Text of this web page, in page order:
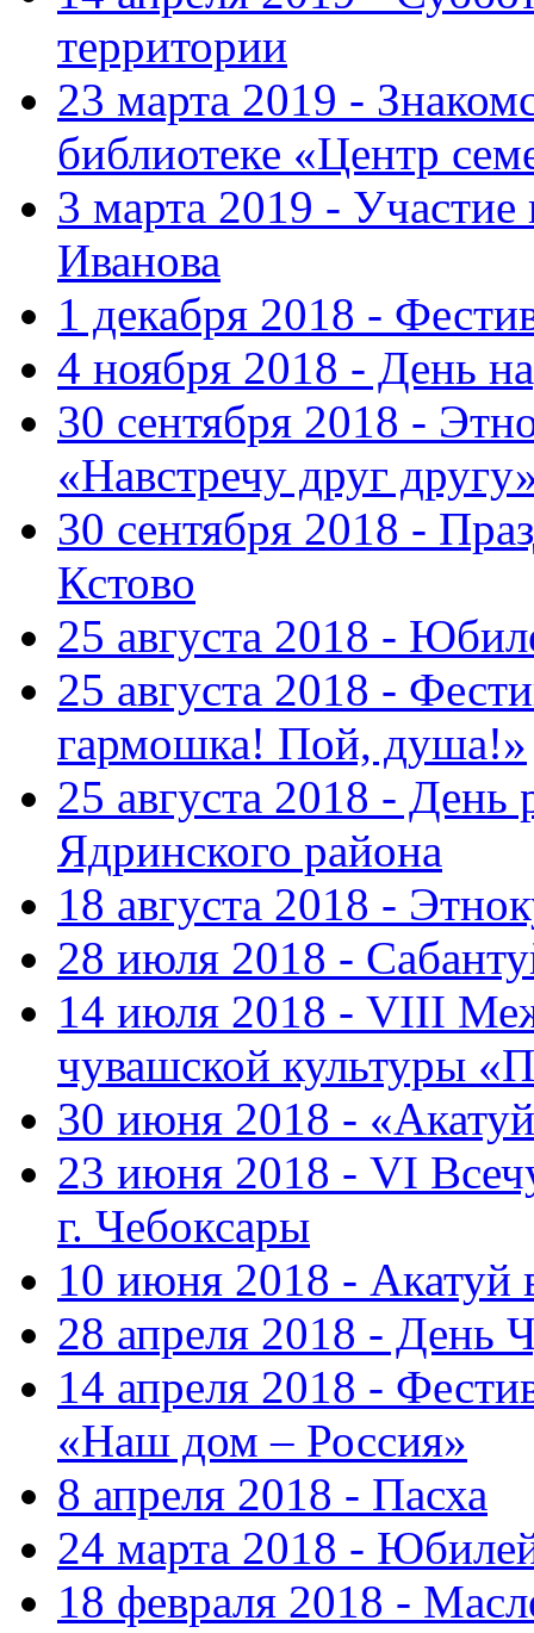
территории
23 марта 2019 -
библиотеке «Центр
3 марта 2019 -
Иванова
1 декабря 2018 -
4 ноября 2018 - День
30 сентября 2018 -
«Навстречу друг
30 сентября 2018 -
Кстово
25 августа 2018 -
25 августа 2018 -
гармошка! Пой, душа!»
25 августа 2018 -
Ядринского района
18 августа 2018 -
28 июля 2018 -
14 июля 2018 - VIII
чувашской культуры
30 июня 2018 -
23 июня 2018 - VI
г. Чебоксары
10 июня 2018 - Акатуй
28 апреля 2018 - День
14 апреля 2018 -
«Наш дом – Россия»
8 апреля 2018 - Пасха
24 марта 2018 -
18 февраля 2018 -